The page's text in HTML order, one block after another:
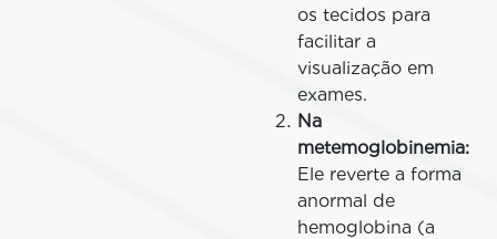
os tecidos para
facilitar a
visualização em
exames.
Na
metemoglobinemia:
Ele reverte a forma
anormal de
hemoglobina (a